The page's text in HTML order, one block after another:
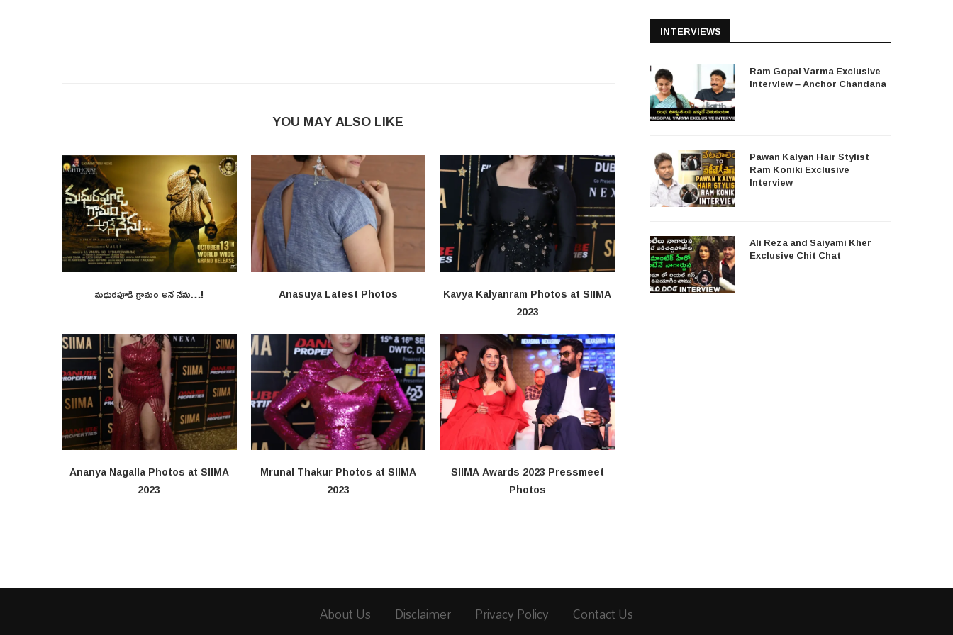
YOU MAY ALSO LIKE
మధురపూడి గ్రామం అనే నేను…! Anasuya Latest Photos
Kavya Kalyanram Photos at SIIMA
2023
Ananya Nagalla Photos at SIIMA
2023
Mrunal Thakur Photos at SIIMA
2023
SIIMA Awards 2023 Pressmeet
Photos
INTERVIEWS
Ram Gopal Varma Exclusive
Interview – Anchor Chandana
Pawan Kalyan Hair Stylist
Ram Koniki Exclusive
Interview
Ali Reza and Saiyami Kher
Exclusive Chit Chat
About Us Disclaimer Privacy Policy Contact Us